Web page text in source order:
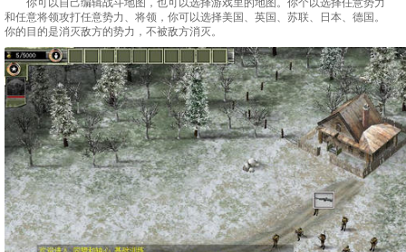
和任意将领攻打任意势力、将领，你可以选择美国、英国、苏联、日本、德国。
你的目的是消灭敌方的势力，不被敌方消灭。